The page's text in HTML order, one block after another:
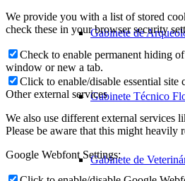
Gabinete de
Gabinete Técnico
Gabinete de
We provide you with a list of stored
check these in your browser security
Check to enable permanent hiding
window or new a tab.
Click to enable/disable essential site
Other external services
We also use different external services
Please be aware that this might heavily
Google Webfont Settings: